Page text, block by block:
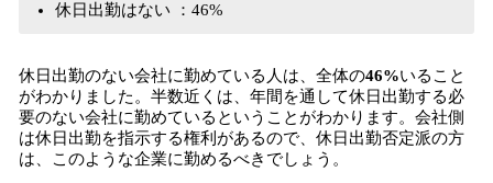
休日出勤はない ：46%
休日出勤のない会社に勤めている人は、全体の46%いること
がわかりました。半数近くは、年間を通して休日出勤する必
要のない会社に勤めているということがわかります。会社側
は休日出勤を指示する権利があるので、休日出勤否定派の方
は、このような企業に勤めるべきでしょう。